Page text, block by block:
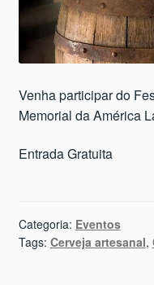
Venha participar do
Memorial da América
Entrada Gratuita
Categoria: Eventos
Tags: Cerveja artesanal,